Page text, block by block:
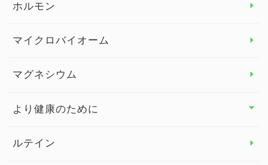
ビタミンE
ホルモン
マイクロバイオーム
マグネシウム
より健康のために
より健康のために トップ
ルテイン